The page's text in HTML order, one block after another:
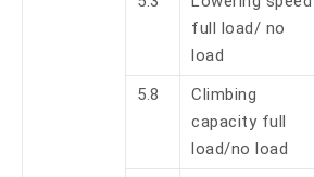
full load/ no
load
5.8
Climbing
capacity full
load/no load